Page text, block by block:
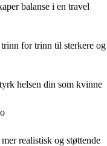
balanse i en travel
for trinn til sterkere og
helsen din som kvinne
realistisk og støttende